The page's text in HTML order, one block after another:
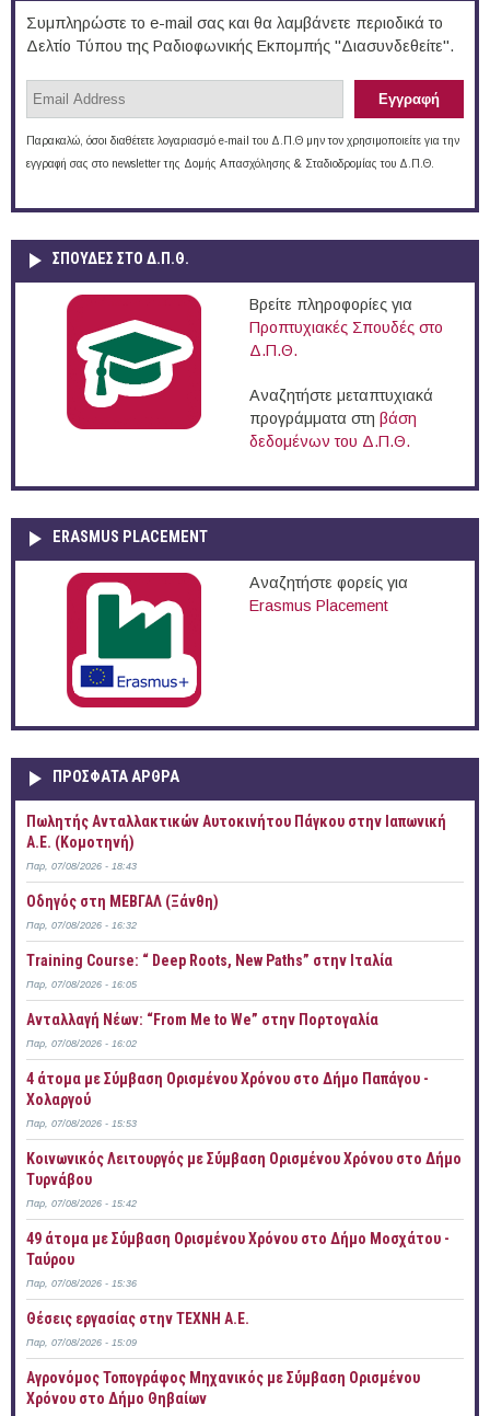
Συμπληρώστε το e-mail σας και θα λαμβάνετε περιοδικά το
Δελτίο Τύπου της Ραδιοφωνικής Εκπομπής "Διασυνδεθείτε".
Παρακαλώ, όσοι διαθέτετε λογαριασμό e-mail του Δ.Π.Θ μην τον χρησιμοποιείτε για την
εγγραφή σας στο newsletter της Δομής Απασχόλησης & Σταδιοδρομίας του Δ.Π.Θ.
ΣΠΟΥΔΈΣ ΣΤΟ Δ.Π.Θ.
Βρείτε πληροφορίες για
Προπτυχιακές Σπουδές στο
Δ.Π.Θ.
Αναζητήστε μεταπτυχιακά
προγράμματα στη βάση
δεδομένων του Δ.Π.Θ.
ERASMUS PLACEMENT
Αναζητήστε φορείς για
Erasmus Placement
ΠΡOΣΦΑΤΑ AΡΘΡΑ
Πωλητής Ανταλλακτικών Αυτοκινήτου Πάγκου στην Ιαπωνική
Α.Ε. (Κομοτηνή)
Παρ, 07/08/2026 - 18:43
Οδηγός στη ΜΕΒΓΑΛ (Ξάνθη)
Παρ, 07/08/2026 - 16:32
Training Course: “ Deep Roots, New Paths” στην Ιταλία
Παρ, 07/08/2026 - 16:05
Ανταλλαγή Νέων: “From Me to We” στην Πορτογαλία
Παρ, 07/08/2026 - 16:02
4 άτομα με Σύμβαση Ορισμένου Χρόνου στο Δήμο Παπάγου -
Χολαργού
Παρ, 07/08/2026 - 15:53
Κοινωνικός Λειτουργός με Σύμβαση Ορισμένου Χρόνου στο Δήμο
Τυρνάβου
Παρ, 07/08/2026 - 15:42
49 άτομα με Σύμβαση Ορισμένου Χρόνου στο Δήμο Μοσχάτου -
Ταύρου
Παρ, 07/08/2026 - 15:36
Θέσεις εργασίας στην ΤΕΧΝΗ Α.Ε.
Παρ, 07/08/2026 - 15:09
Αγρονόμος Τοπογράφος Μηχανικός με Σύμβαση Ορισμένου
Χρόνου στο Δήμο Θηβαίων